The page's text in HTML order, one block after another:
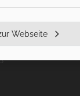
Webseite